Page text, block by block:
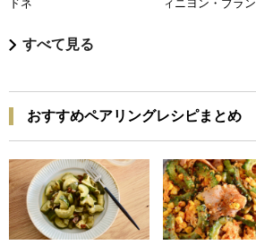
ドネ
ィニヨン・ブラン
すべて見る
おすすめペアリングレシピまとめ